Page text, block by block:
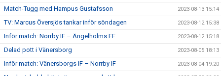
Match-Tugg med Hampus Gustafsson 2023-08-13 15:14
TV: Marcus Översjös tankar inför söndagen 2023-08-12 15:38
Inför match: Norrby IF – Ängelholms FF 2023-08-12 15:18
Delad pott i Vänersborg 2023-08-05 18:13
Inför match: Vänersborgs IF – Norrby IF 2023-08-04 19:20